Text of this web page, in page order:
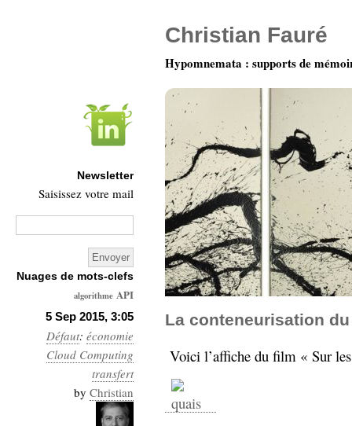
5 Sep 2015, 3:05
Défaut: économie
Cloud Computing
transfert
by Christian
La conteneurisation
Voici l’affiche du film « Sur
Christian Fauré
Hypomnemata : supports de
Newsletter
Saisissez votre mail
Nuages de mots-clefs
algorithme API
Architecture
Ars-
Industrialis
business_model
cinéma